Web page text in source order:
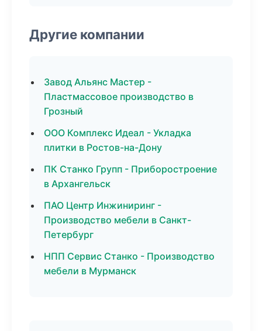
Другие компании
Завод Альянс Мастер -
Пластмассовое производство в
Грозный
ООО Комплекс Идеал - Укладка
плитки в Ростов-на-Дону
ПК Станко Групп - Приборостроение
в Архангельск
ПАО Центр Инжиниринг -
Производство мебели в Санкт-
Петербург
НПП Сервис Станко - Производство
мебели в Мурманск